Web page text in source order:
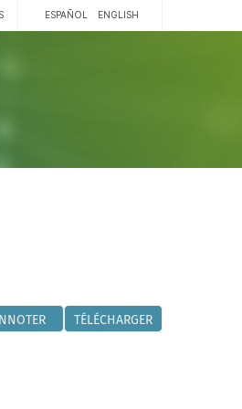
ESPAÑOL ENGLISH
TÉLÉCHARGER